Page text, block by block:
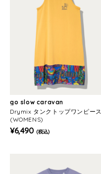
go slow caravan
Drymix タンクトップワンピース
(WOMENS)
¥6,490 (税込)